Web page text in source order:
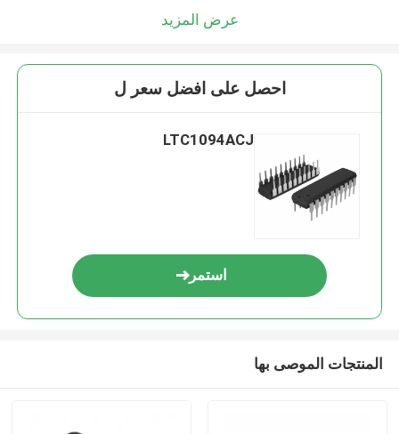
عرض المزيد
احصل على افضل سعر ل
LTC1094ACJ
استمر
المنتجات الموصى بها